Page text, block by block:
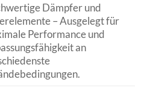
Dämpfer und
– Ausgelegt für
Performance und
an